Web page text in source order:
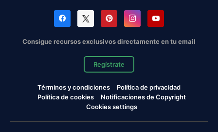
Consigue recursos exclusivos directamente en tu email
Regístrate
Términos y condiciones
Política de privacidad
Política de cookies
Notificaciones de Copyright
Cookies settings